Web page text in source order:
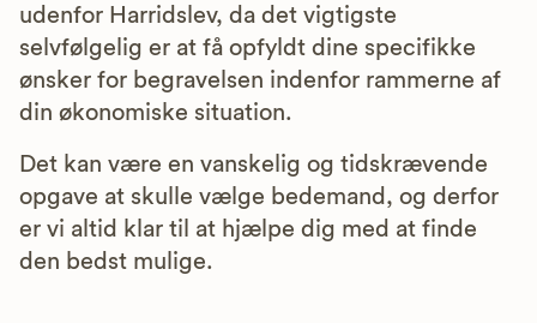
udenfor Harridslev, da det vigtigste
selvfølgelig er at få opfyldt dine specifikke
ønsker for begravelsen indenfor rammerne af
din økonomiske situation.
Det kan være en vanskelig og tidskrævende
opgave at skulle vælge bedemand, og derfor
er vi altid klar til at hjælpe dig med at finde
den bedst mulige.